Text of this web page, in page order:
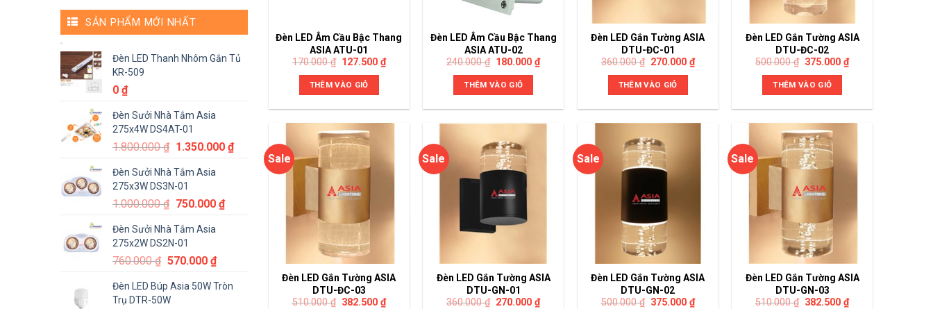
SẢN PHẨM MỚI NHẤT
Đèn LED Thanh Nhôm Gắn Tủ
KR-509
0 ₫
Đèn Sưởi Nhà Tắm Asia
275x4W DS4AT-01
1.800.000₫ 1.350.000 ₫
Đèn Sưởi Nhà Tắm Asia
275x3W DS3N-01
1.000.000₫ 750.000 ₫
Đèn Sưởi Nhà Tắm Asia
275x2W DS2N-01
760.000₫ 570.000 ₫
Đèn LED Búp Asia 50W Tròn
Trụ DTR-50W
Đèn LED Âm Cầu Bậc Thang
ASIA ATU-01
170.000₫ 127.500 ₫
THÊM VÀO GIỎ
Đèn LED Âm Cầu Bậc Thang
ASIA ATU-02
240.000₫ 180.000₫
THÊM VÀO GIỎ
Đèn LED Gắn Tường ASIA
DTU-ĐC-01
360.000₫ 270.000 ₫
THÊM VÀO GIỎ
Đèn LED Gắn Tường ASIA
DTU-ĐC-02
500.000₫ 375.000₫
THÊM VÀO GIỎ
Sale
Đèn LED Gắn Tường ASIA
DTU-ĐC-03
510.000₫ 382.500 ₫
Sale
Đèn LED Gắn Tường ASIA
DTU-GN-01
360.000₫ 270.000₫
Sale
Đèn LED Gắn Tường ASIA
DTU-GN-02
500.000₫ 375.000 ₫
Sale
Đèn LED Gắn Tường ASIA
DTU-GN-03
510.000₫ 382.500₫